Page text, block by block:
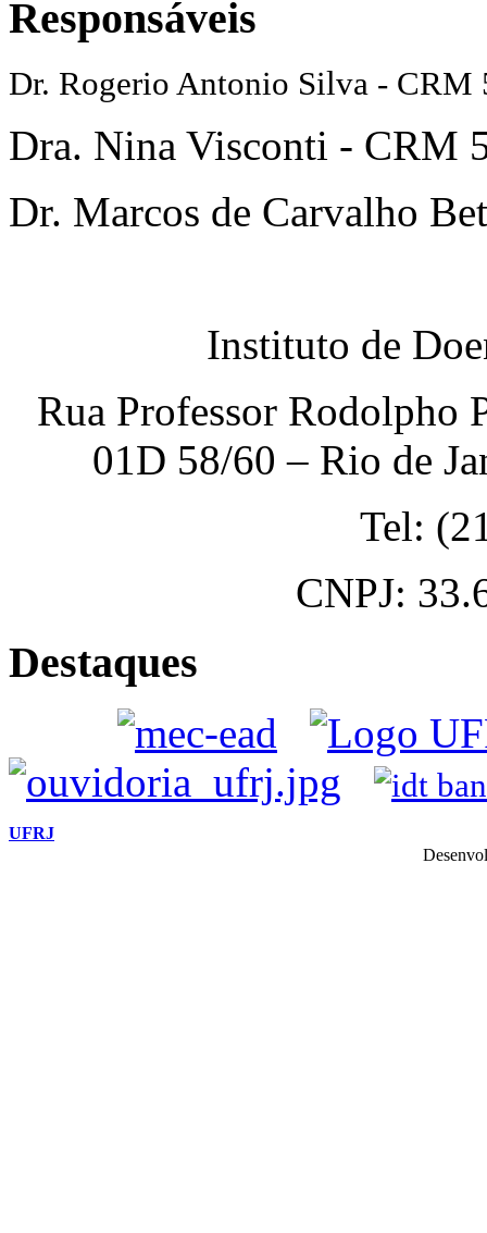
Responsáveis
Dr. Rogerio Antonio Silva - CRM
Dra. Nina Visconti - CRM
Dr. Marcos de Carvalho
Instituto de
Rua Professor Rodolpho
01D 58/60 – Rio de
Tel:
CNPJ:
Destaques
UFRJ